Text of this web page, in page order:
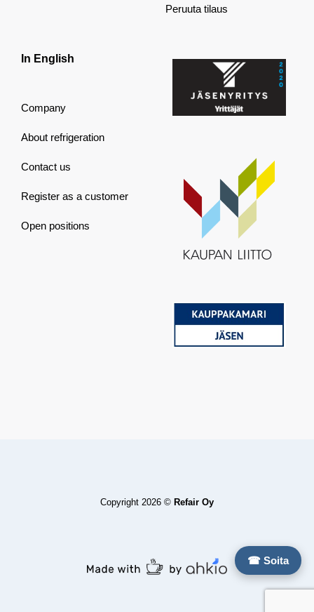
Peruuta tilaus
In English
Company
About refrigeration
Contact us
Register as a customer
Open positions
☎ Soita
Copyright 2026 © Refair Oy